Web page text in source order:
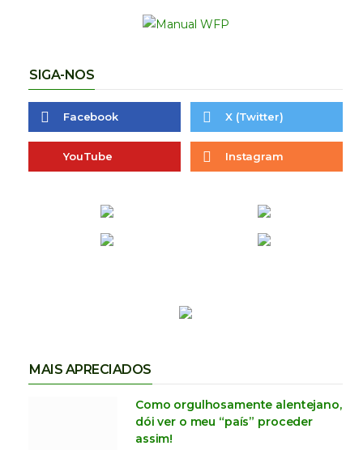
SIGA-NOS
Facebook X (Twitter)
YouTube Instagram
MAIS APRECIADOS
Como orgulhosamente alentejano,
dói ver o meu “país” proceder
assim!